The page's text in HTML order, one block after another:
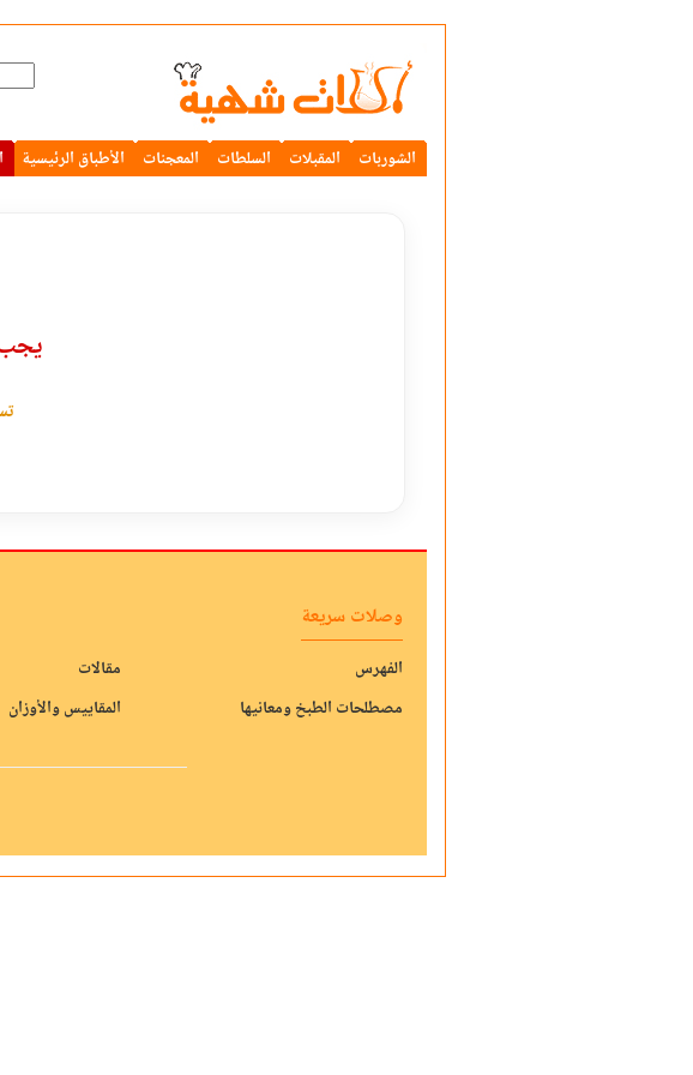
الشوربات المقبلات السلطات المعجنات الأطباق الرئيسية
وصلات سريعة
الفهرس
مقالات
مصطلحات الطبخ ومعانيها
المقاييس والأوزان